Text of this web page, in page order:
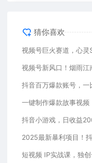
猜你喜欢
抖音小游戏，日收益